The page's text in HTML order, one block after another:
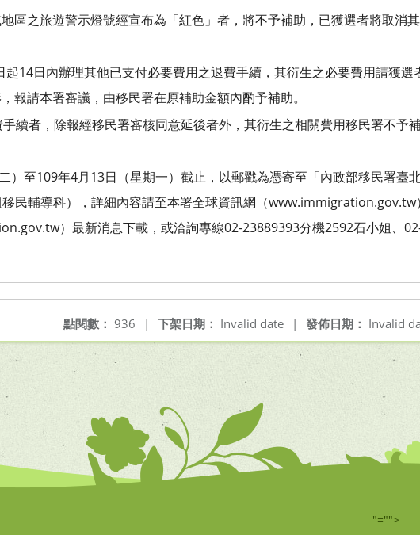
區之旅遊警示燈號經宣布為「紅色」者，將不予補助，已獲選者將取消其
14日內辦理其他已支付必要費用之退費手續，其衍生之必要費用請獲選
報請本署審議，由移民署在原補助金額內酌予補助。
續者，除報經移民署審核同意延後者外，其衍生之相關費用移民署不予
）至109年4月13日（星期一）截止，以郵戳為憑寄至「內政部移民署臺
民輔導科），詳細內容請至本署全球資訊網（www.immigration.gov.tw）
）最新消息下載，或洽詢專線02-23889393分機2592石小姐、
發佈日期： Invalid
下架日期： Invalid date |
點閱數： 936 |
"="">